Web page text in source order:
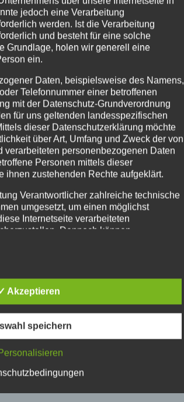
jedoch eine Verarbeitung
werden. Ist die Verarbeitung
und besteht für eine solche
Grundlage, holen wir generell eine
ein.
Daten, beispielsweise des Namens,
Telefonnummer einer betroffenen
mit der Datenschutz-Grundverordnung
für uns geltenden landesspezifischen
dieser Datenschutzerklärung möchte
über Art, Umfang und Zweck der von
verarbeiteten personenbezogenen Daten
Personen mittels dieser
ihnen zustehenden Rechte aufgeklärt.
Verantwortlicher zahlreiche technische
umgesetzt, um einen möglichst
Internetseite verarbeiteten
Dennoch können
Schutz nicht gewährleistet werden kann.
auf alternativen Wegen, beispielsweise
auf den Begrifflichkeiten, die durch den
(DS-GVO) verwendet wurden. Unsere
für die Öffentlichkeit als auch für unsere
lesbar und verständlich sein. Um
Akzeptieren
speichern
Personalisieren